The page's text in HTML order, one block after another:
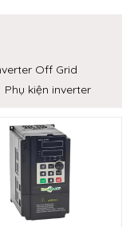
Off Grid
Phụ kiện inverter